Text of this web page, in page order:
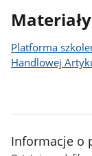
Materiały
Platforma
Handlowej
Informacje o